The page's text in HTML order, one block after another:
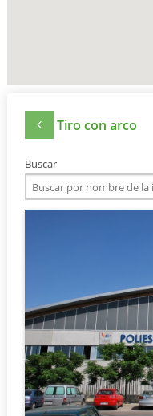
Tiro con arco
Buscar